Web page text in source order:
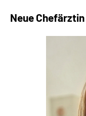
Sozialdienste &
Gebärdensprache
Neue